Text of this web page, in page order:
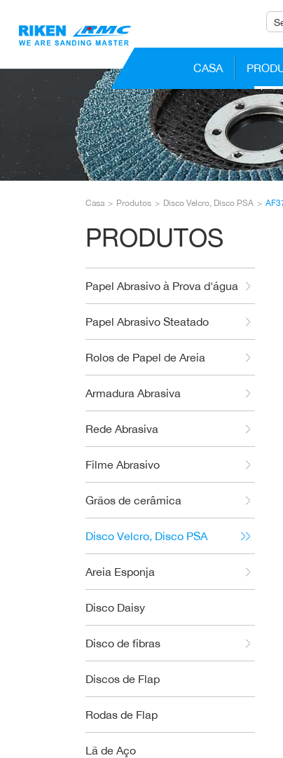
CASA
Casa Produtos Disco Velcro, Disco PSA
PRODUTOS
Papel Abrasivo à Prova d'água
Papel Abrasivo Steatado
Rolos de Papel de Areia
Armadura Abrasiva
Rede Abrasiva
Filme Abrasivo
Grãos de cerâmica
Disco Velcro, Disco PSA
Areia Esponja
Disco Daisy
Disco de fibras
Discos de Flap
Rodas de Flap
Lã de Aço